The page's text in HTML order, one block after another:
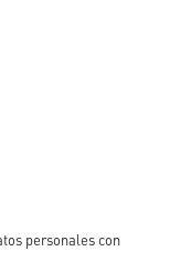
personales con